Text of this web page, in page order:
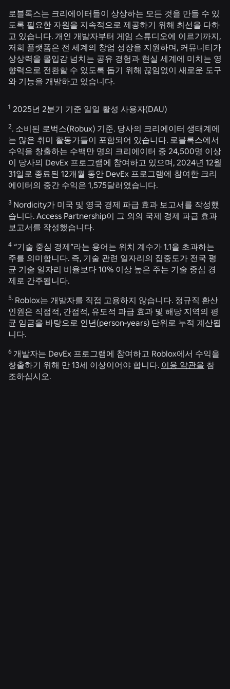
로블록스는 크리에이터들이 상상하는 모든 것을 만들 수 있
도록 필요한 자원을 지속적으로 제공하기 위해 최선을 다하
고 있습니다. 개인 개발자부터 게임 스튜디오에 이르기까지,
저희 플랫폼은 전 세계의 창업 성장을 지원하며, 커뮤니티가
상상력을 몰입감 넘치는 공유 경험과 현실 세계에 미치는 영
향력으로 전환할 수 있도록 돕기 위해 끊임없이 새로운 도구
와 기능을 개발하고 있습니다.
1 2025년 2분기 기준 일일 활성 사용자(DAU)
2. 소비된 로벅스(Robux) 기준. 당사의 크리에이터 생태계에
는 많은 취미 활동가들이 포함되어 있습니다. 로블록스에서
수익을 창출하는 수백만 명의 크리에이터 중 24,500명 이상
이 당사의 DevEx 프로그램에 참여하고 있으며, 2024년 12월
31일로 종료된 12개월 동안 DevEx 프로그램에 참여한 크리
에이터의 중간 수익은 1,575달러였습니다.
3 Nordicity가 미국 및 영국 경제 파급 효과 보고서를 작성했
습니다. Access Partnership이 그 외의 국제 경제 파급 효과
보고서를 작성했습니다.
4 “기술 중심 경제”라는 용어는 위치 계수가 1.1을 초과하는
주를 의미합니다. 즉, 기술 관련 일자리의 집중도가 전국 평
균 기술 일자리 비율보다 10% 이상 높은 주는 기술 중심 경
제로 간주됩니다.
5. Roblox는 개발자를 직접 고용하지 않습니다. 정규직 환산
인원은 직접적, 간접적, 유도적 파급 효과 및 해당 지역의 평
균 임금을 바탕으로 인년(person-years) 단위로 누적 계산됩
니다.
6 개발자는 DevEx 프로그램에 참여하고 Roblox에서 수익을
창출하기 위해 만 13세 이상이어야 합니다. 이용 약관을 참
조하십시오.